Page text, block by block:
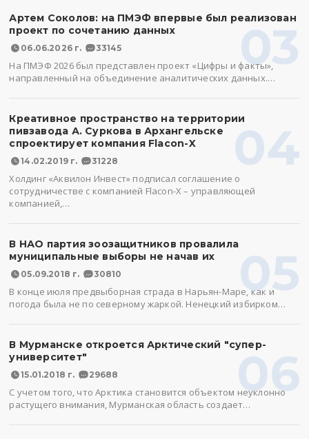
03
Артем Соколов: на ПМЭФ впервые был реализован
проект по сочетанию данных
06.06.2026 г. 33145
На ПМЭФ 2026 был представлен проект «Цифры и факты»,
направленный на объединение аналитических данных.…
04
Креативное пространство на территории
пивзавода А. Суркова в Архангельске
спроектирует компания Flacon-X
14.02.2019 г. 31228
Холдинг «Аквилон Инвест» подписал соглашение о
сотрудничестве с компанией Flacon-X – управляющей
компанией,…
05
В НАО партия зоозащитников провалила
муниципальные выборы не начав их
05.09.2018 г. 30810
В конце июля предвыборная страда в Нарьян-Маре, как и
погода была не по северному жаркой. Ненецкий избирком…
06
В Мурманске откроется Арктический "супер-
университет"
15.01.2018 г. 29688
С учетом того, что Арктика становится объектом неуклонно
растущего внимания, Мурманская область создает…